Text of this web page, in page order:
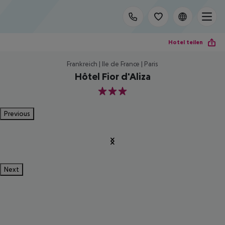
Hotel teilen
Frankreich | Ile de France | Paris
Hôtel Fior d'Aliza
3
Previous
Next